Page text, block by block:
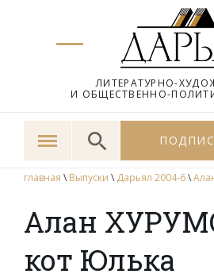
ЛИТЕРАТУРНО-
И ОБЩЕСТВЕННО-
главная \ Выпуски \ Дарьял 2004-6\
Алан
кот Юлька